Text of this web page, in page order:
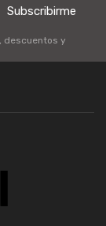
Subscribirme
descuentos y